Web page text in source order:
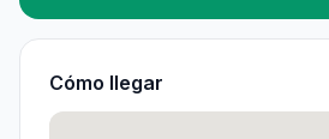
Cómo llegar